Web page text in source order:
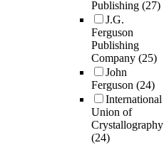
Publishing (27)
J.G.
Ferguson
Publishing
Company (25)
John
Ferguson (24)
International
Union of
Crystallography
(24)